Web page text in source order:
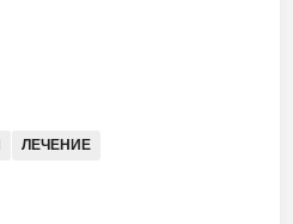
ЛЕЧЕНИЕ